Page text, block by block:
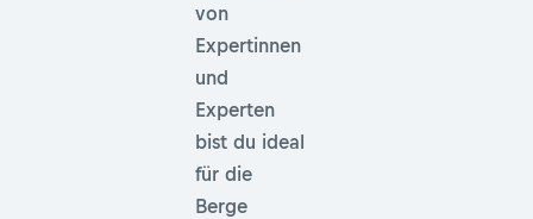
von
Expertinnen
und
Experten
bist du ideal
für die
Berge